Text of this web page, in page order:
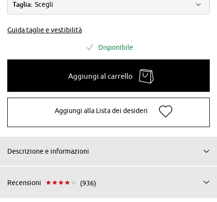
Taglia: Scegli
Guida taglie e vestibilità
Disponibile
Aggiungi al carrello
Aggiungi alla Lista dei desideri
Descrizione e informazioni
Recensioni (936)